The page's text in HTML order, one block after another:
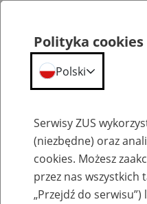
Komunikaty
Polityka cookies
Polski
Serwisy ZUS
(niezbędne) oraz
cookies. Możesz
przez nas wszystkich
„Przejdź do